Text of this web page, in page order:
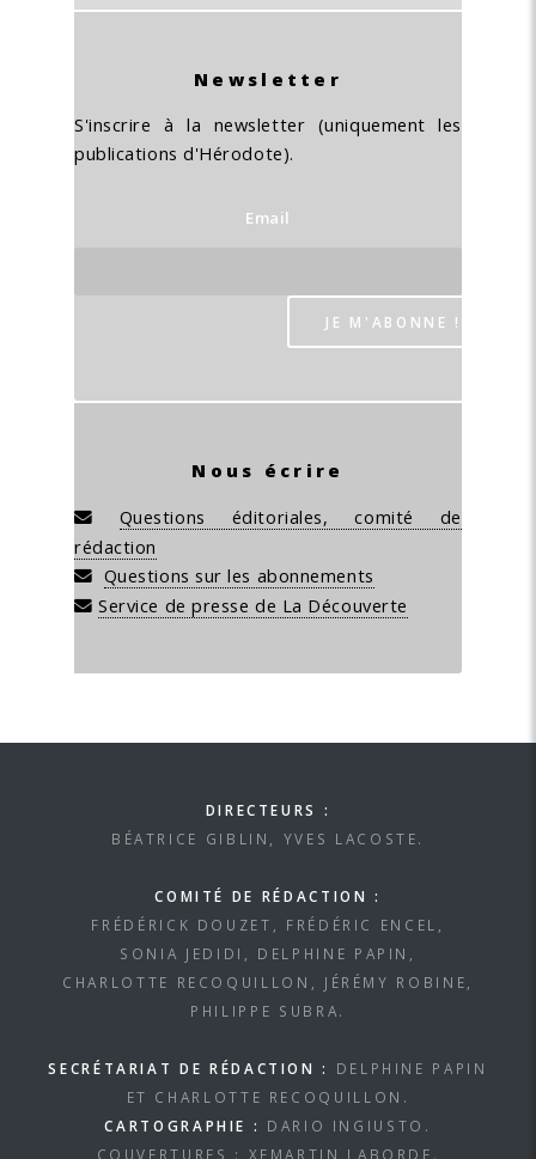
Newsletter
S'inscrire à la newsletter (uniquement les
publications d'Hérodote).
Email
Nous écrire
Questions éditoriales, comité de
rédaction
Questions sur les abonnements
Service de presse de La Découverte
DIRECTEURS :
BÉATRICE GIBLIN, YVES LACOSTE.
COMITÉ DE RÉDACTION :
FRÉDÉRICK DOUZET, FRÉDÉRIC ENCEL,
SONIA JEDIDI, DELPHINE PAPIN,
CHARLOTTE RECOQUILLON, JÉRÉMY ROBINE,
PHILIPPE SUBRA.
SECRÉTARIAT DE RÉDACTION :
DELPHINE PAPIN
ET CHARLOTTE RECOQUILLON.
CARTOGRAPHIE :
DARIO INGIUSTO.
COUVERTURES : XEMARTIN LABORDE.